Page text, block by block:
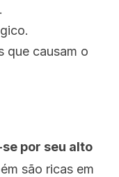
que causam o
por seu alto
são ricas em